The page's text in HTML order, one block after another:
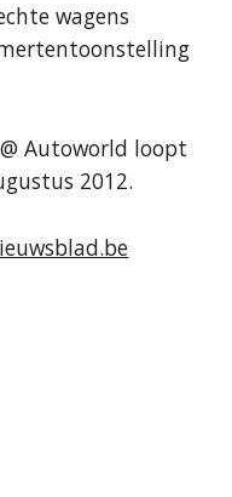
wagens
Autoworld loopt
2012.